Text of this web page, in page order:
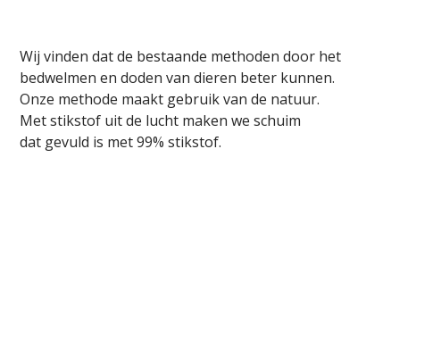
Wij vinden dat de bestaande methoden door het
bedwelmen en doden van dieren beter kunnen.
Onze methode maakt gebruik van de natuur.
Met stikstof uit de lucht maken we schuim
dat gevuld is met 99% stikstof.